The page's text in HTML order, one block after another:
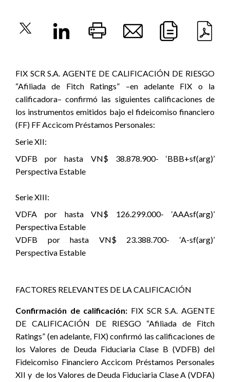
FIX SCR S.A. AGENTE DE CALIFICACIÓN DE RIESGO
“Afiliada de Fitch Ratings” –en adelante FIX o la
calificadora– confirmó las siguientes calificaciones de
los instrumentos emitidos bajo el fideicomiso financiero
(FF) FF Accicom Préstamos Personales:
Serie XII:
VDFB por hasta VN$ 38.878.900- ‘BBB+sf(arg)’
Perspectiva Estable
Serie XIII:
VDFA por hasta VN$ 126.299.000- ‘AAAsf(arg)’
Perspectiva Estable
VDFB por hasta VN$ 23.388.700- ‘A-sf(arg)’
Perspectiva Estable
FACTORES RELEVANTES DE LA CALIFICACIÓN
Confirmación de calificación: FIX SCR S.A. AGENTE
DE CALIFICACIÓN DE RIESGO “Afiliada de Fitch
Ratings” (en adelante, FIX) confirmó las calificaciones de
los Valores de Deuda Fiduciaria Clase B (VDFB) del
Fideicomiso Financiero Accicom Préstamos Personales
XII y de los Valores de Deuda Fiduciaria Clase A (VDFA)